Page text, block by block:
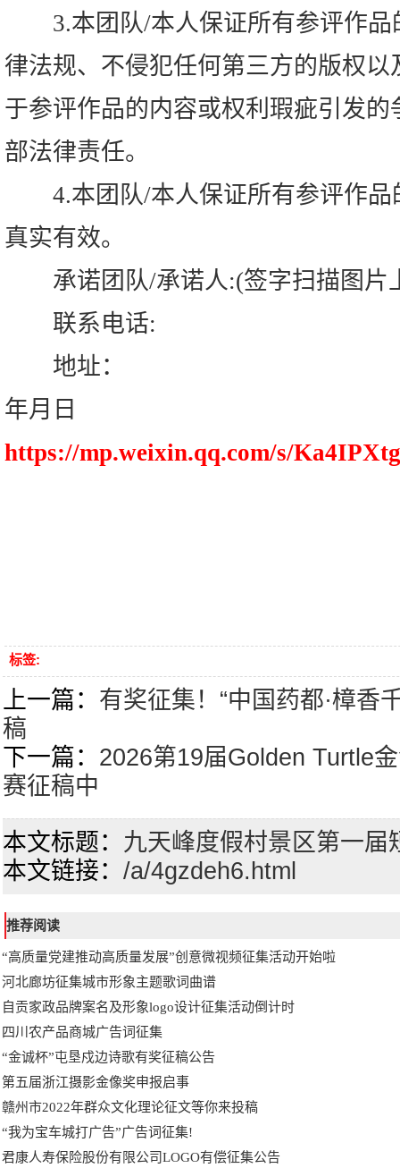
3.本团队/本人保证所有参评作品
律法规、不侵犯任何第三方的版权
于参评作品的内容或权利瑕疵引发
部法律责任。
4.本团队/本人保证所有参评作品
真实有效。
承诺团队/承诺人:(签字扫描图片
联系电话:
地址：
年月日
https://mp.weixin.qq.com/s/
标签:
上一篇： 有奖征集！“中国药都·樟香
稿
下一篇： 2026第19届Golden Turtle
赛征稿中
本文标题： 九天峰度假村景区第一届
本文链接： /a/4gzdeh6.html
推荐阅读
“高质量党建推动高质量发展”创意微视频征集活动开始啦
河北廊坊征集城市形象主题歌词曲谱
自贡家政品牌案名及形象logo设计征集活动倒计时
四川农产品商城广告词征集
“金诚杯”屯垦戍边诗歌有奖征稿公告
第五届浙江摄影金像奖申报启事
赣州市2022年群众文化理论征文等你来投稿
“我为宝车城打广告”广告词征集!
君康人寿保险股份有限公司LOGO有偿征集公告